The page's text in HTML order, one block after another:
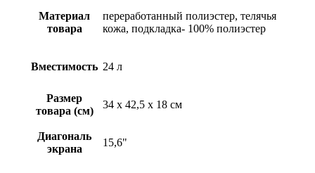
Материал
товара
переработанный полиэстер, телячья
кожа, подкладка- 100% полиэстер
Вместимость 24 л
Размер
товара (см)
34 х 42,5 х 18 см
Диагональ
экрана
15,6"